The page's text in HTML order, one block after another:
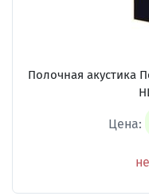
Полочная акустика
Цена: